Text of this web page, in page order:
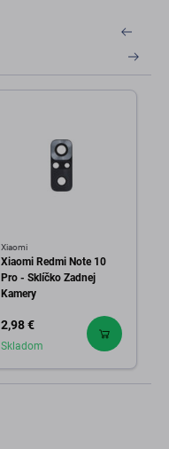
Xiaomi
Xiaomi Redmi Note 10
Pro - Sklíčko Zadnej
Kamery
2,98 €
Skladom